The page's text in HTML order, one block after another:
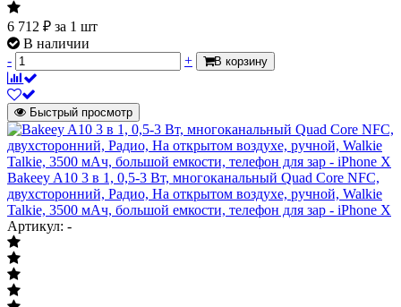
6 712 ₽ за 1 шт
В наличии
-
+ В корзину
Быстрый просмотр
Bakeey A10 3 в 1, 0,5-3 Вт, многоканальный Quad Core NFC,
двухсторонний, Радио, На открытом воздухе, ручной, Walkie
Talkie, 3500 мАч, большой емкости, телефон для зар - iPhone X
Артикул: -